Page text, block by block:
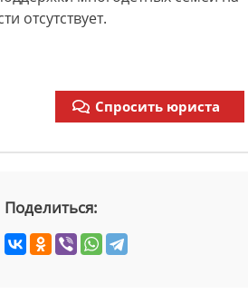
отсутствует.
Спросить юриста
Поделиться: